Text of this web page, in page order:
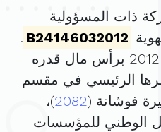
ذات المسؤولية
B24146032012
.
الرئيسي في مقسم
2082)،
الوطني للمؤسسات